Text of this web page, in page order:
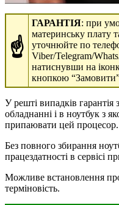
☝
ГАРАНТІЯ: при
материнську плату
уточнюйте по
Viber/Telegram/
натиснувши на
кнопкою
У решті випадків
обладнанні і в ноутбук з
припаювати цей процесор.
Без повного збирання
працездатності в сервісі
Можливе встановлення
терміновість.